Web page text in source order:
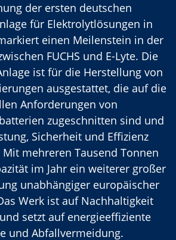
der ersten deutschen
für Elektrolytlösungen in
einen Meilenstein in der
FUCHS und E-Lyte. Die
ist für die Herstellung von
ausgestattet, die auf die
Anforderungen von
zugeschnitten sind und
Sicherheit und Effizienz
mehreren Tausend Tonnen
im Jahr ein weiterer großer
unabhängiger europäischer
Werk ist auf Nachhaltigkeit
setzt auf energieeffiziente
und Abfallvermeidung.